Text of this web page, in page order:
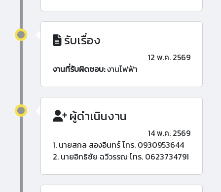
รับเรื่อง
12 พ.ค. 2569
งานที่รับผิดชอบ:งานไฟฟ้า
ผู้ดำเนินงาน
14 พ.ค. 2569
1. นายสกล สองอินทร์ โทร. 0930953644
2. นายอิทธิชัย ฉวีวรรณ โทร. 0623734791